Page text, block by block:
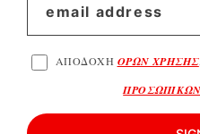
ΑΠΟΔΟΧΗ ΟΡΩΝ ΧΡΗΣΗΣ